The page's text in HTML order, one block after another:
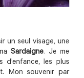
un seul visage, une
Sardaigne. Je me
d’enfance, les plus
Mon souvenir par